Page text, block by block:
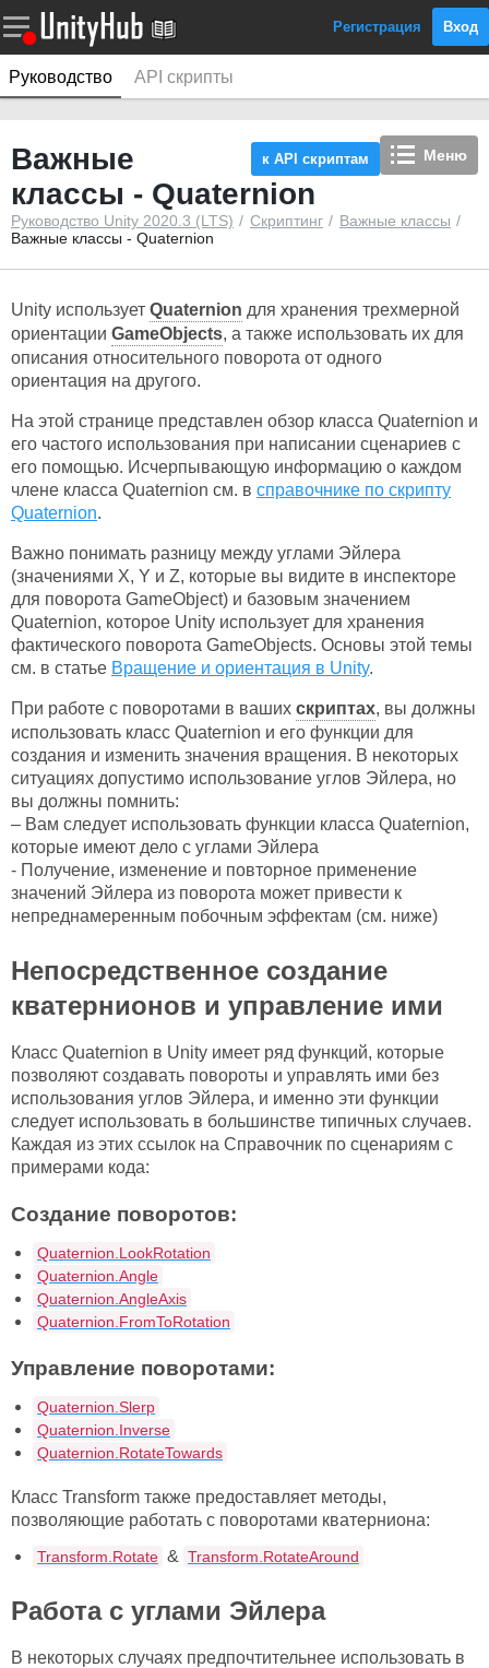
Регистрация Вход
Руководство API скрипты
Меню
к API скриптам
Важные
классы - Quaternion
Руководство Unity 2020.3 (LTS) Скриптинг
Важные классы
Важные классы - Quaternion
Unity использует Quaternion для хранения трехмерной
ориентации GameObjects, а также использовать их для
описания относительного поворота от одного
ориентация на другого.
На этой странице представлен обзор класса Quaternion и
его частого использования при написании сценариев с
его помощью. Исчерпывающую информацию о каждом
члене класса Quaternion см. в справочнике по скрипту
Quaternion.
Важно понимать разницу между углами Эйлера
(значениями X, Y и Z, которые вы видите в инспекторе
для поворота GameObject) и базовым значением
Quaternion, которое Unity использует для хранения
фактического поворота GameObjects. Основы этой темы
см. в статье Вращение и ориентация в Unity.
При работе с поворотами в ваших скриптах, вы должны
использовать класс Quaternion и его функции для
создания и изменить значения вращения. В некоторых
ситуациях допустимо использование углов Эйлера, но
вы должны помнить:
– Вам следует использовать функции класса Quaternion,
которые имеют дело с углами Эйлера
- Получение, изменение и повторное применение
значений Эйлера из поворота может привести к
непреднамеренным побочным эффектам (см. ниже)
Непосредственное создание
кватернионов и управление ими
Класс Quaternion в Unity имеет ряд функций, которые
позволяют создавать повороты и управлять ими без
использования углов Эйлера, и именно эти функции
следует использовать в большинстве типичных случаев.
Каждая из этих ссылок на Справочник по сценариям с
примерами кода:
Создание поворотов:
Quaternion.LookRotation
Quaternion.Angle
Quaternion.AngleAxis
Quaternion.FromToRotation
Управление поворотами:
Quaternion.Slerp
Quaternion.Inverse
Quaternion.RotateTowards
Класс Transform также предоставляет методы,
позволяющие работать с поворотами кватерниона:
Transform.Rotate & Transform.RotateAround
Работа с углами Эйлера
В некоторых случаях предпочтительнее использовать в